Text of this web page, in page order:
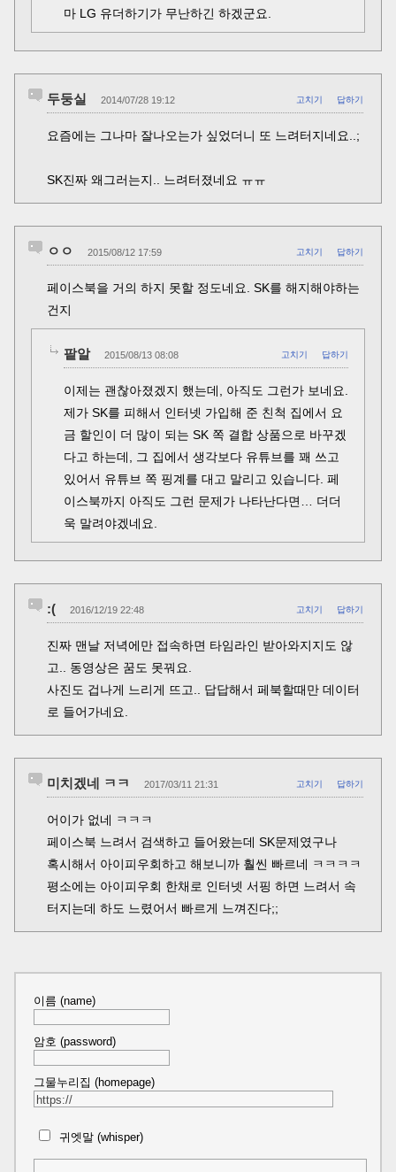
마 LG 유더하기가 무난하긴 하겠군요.
두둥실 2014/07/28 19:12 고치기 답하기
요즘에는 그나마 잘나오는가 싶었더니 또 느려터지네요..;
SK진짜 왜그러는지.. 느려터졌네요 ㅠㅠ
ㅇㅇ 2015/08/12 17:59 고치기 답하기
페이스북을 거의 하지 못할 정도네요. SK를 해지해야하는
건지
팥알 2015/08/13 08:08 고치기 답하기
이제는 괜찮아졌겠지 했는데, 아직도 그런가 보네요.
제가 SK를 피해서 인터넷 가입해 준 친척 집에서 요
금 할인이 더 많이 되는 SK 쪽 결합 상품으로 바꾸겠
다고 하는데, 그 집에서 생각보다 유튜브를 꽤 쓰고
있어서 유튜브 쪽 핑계를 대고 말리고 있습니다. 페
이스북까지 아직도 그런 문제가 나타난다면… 더더
욱 말려야겠네요.
:( 2016/12/19 22:48 고치기 답하기
진짜 맨날 저녁에만 접속하면 타임라인 받아와지지도 않
고.. 동영상은 꿈도 못꿔요.
사진도 겁나게 느리게 뜨고.. 답답해서 페북할때만 데이터
로 들어가네요.
미치겠네 ㅋㅋ 2017/03/11 21:31 고치기 답하기
어이가 없네 ㅋㅋㅋ
페이스북 느려서 검색하고 들어왔는데 SK문제였구나
혹시해서 아이피우회하고 해보니까 훨씬 빠르네 ㅋㅋㅋㅋ
평소에는 아이피우회 한채로 인터넷 서핑 하면 느려서 속
터지는데 하도 느렸어서 빠르게 느껴진다;;
이름 (name)
암호 (password)
그물누리집 (homepage)
귀엣말 (whisper)